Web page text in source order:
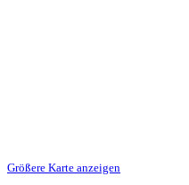
Größere Karte anzeigen